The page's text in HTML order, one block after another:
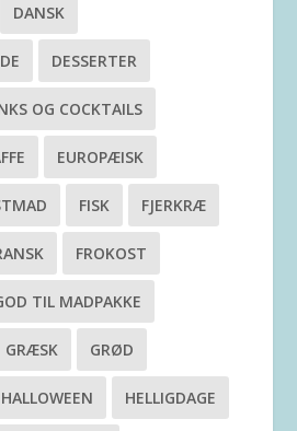
DANSK
DESSERTER
OG COCKTAILS
EUROPÆISK
FISK FJERKRÆ
FROKOST
TIL MADPAKKE
GRÆSK GRØD
HALLOWEEN HELLIGDAGE